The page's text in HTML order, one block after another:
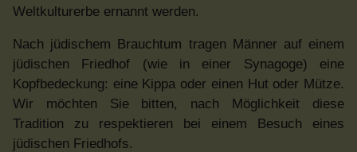
Weltkulturerbe ernannt werden.
Nach jüdischem Brauchtum tragen Männer auf einem
jüdischen Friedhof (wie in einer Synagoge) eine
Kopfbedeckung: eine Kippa oder einen Hut oder Mütze.
Wir möchten Sie bitten, nach Möglichkeit diese
Tradition zu respektieren bei einem Besuch eines
jüdischen Friedhofs.